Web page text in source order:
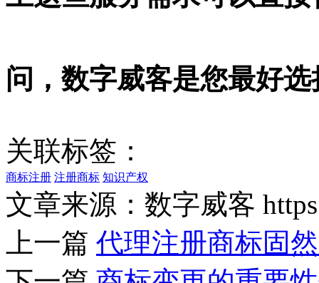
问，数字威客是您最好
关联标签：
商标注册 注册商标 知识产权
文章来源：数字威客
上一篇 代理注册商标固